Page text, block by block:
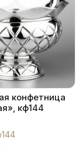
конфетница
кф144